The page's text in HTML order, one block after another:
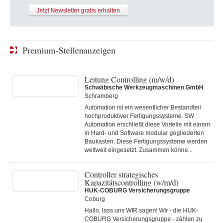
Jetzt Newsletter gratis erhalten
Premium-Stellenanzeigen
Leitung Controlling (m/w/d)
Schwäbische Werkzeugmaschinen GmbH
Schramberg
Automation ist ein wesentlicher Bestandteil
hochproduktiver Fertigungssysteme. SW
Automation erschließt diese Vorteile mit einem
in Hard- und Software modular gegliederten
Baukasten. Diese Fertigungs­systeme werden
weltweit eingesetzt. Zusammen könne...
Controller strategisches
Kapazitätscontrolling (w/m/d)
HUK-COBURG Versicherungsgruppe
Coburg
Hallo, lass uns WIR sagen! Wir - die HUK-
COBURG Versicherungsgruppe - zählen zu